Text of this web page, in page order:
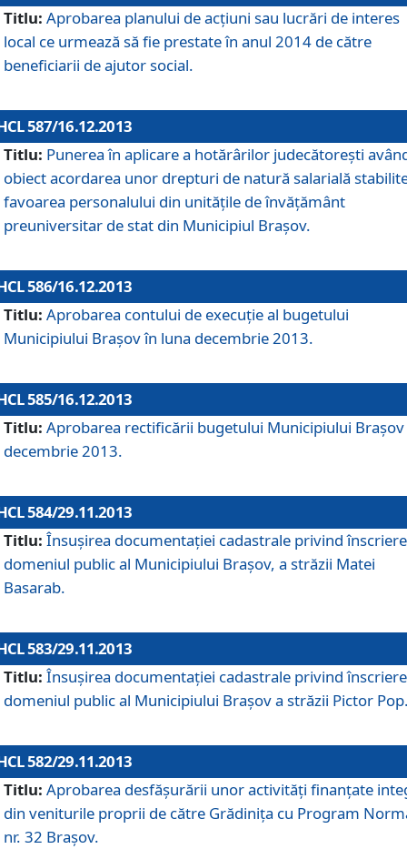
Titlu: Aprobarea planului de acţiuni sau lucrări de interes
local ce urmează să fie prestate în anul 2014 de către
beneficiarii de ajutor social.
587/16.12.2013
Titlu: Punerea în aplicare a hotărârilor judecătoreşti
obiect acordarea unor drepturi de natură salarială
favoarea personalului din unităţile de învăţământ
preuniversitar de stat din Municipiul Braşov.
586/16.12.2013
Titlu: Aprobarea contului de execuţie al bugetului
Municipiului Braşov în luna decembrie 2013.
585/16.12.2013
Titlu: Aprobarea rectificării bugetului Municipiului Braşov
decembrie 2013.
584/29.11.2013
Titlu: Însuşirea documentaţiei cadastrale privind
domeniul public al Municipiului Braşov, a străzii Matei
Basarab.
583/29.11.2013
Titlu: Însuşirea documentaţiei cadastrale privind
domeniul public al Municipiului Braşov a străzii Pictor
582/29.11.2013
Titlu: Aprobarea desfăşurării unor activităţi finanţate
din veniturile proprii de către Grădiniţa cu Program
nr. 32 Braşov.